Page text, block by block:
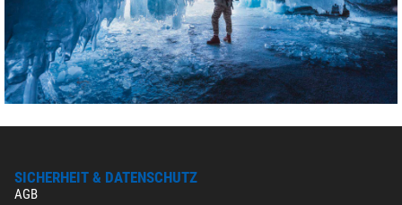
SICHERHEIT & DATENSCHUTZ
AGB